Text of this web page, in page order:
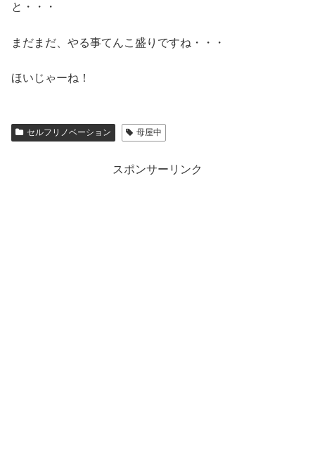
と・・・
まだまだ、やる事てんこ盛りですね・・・
ほいじゃーね！
セルフリノベーション 母屋中
スポンサーリンク